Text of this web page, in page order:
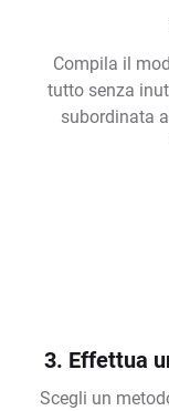
Compila il
tutto senza
subordinata
3. Effettua
Scegli un